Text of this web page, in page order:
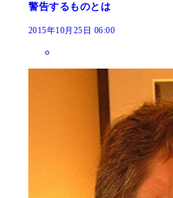
警告するものとは
2015年10月25日 06:00